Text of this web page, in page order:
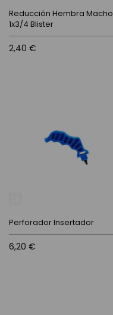
Reducción Hembra Macho
1x3/4 Blister
2,40 €
Perforador Insertador
6,20 €